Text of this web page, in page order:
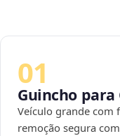
01
Guincho para
Veículo grande com
remoção segura